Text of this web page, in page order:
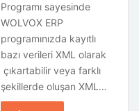
Programı sayesinde
WOLVOX ERP
programınızda kayıtlı
bazı verileri XML olarak
çıkartabilir veya farklı
şekillerde oluşan XML…